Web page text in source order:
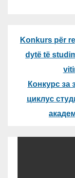
Konkurs për
dytë të
Конкурс за
циклус